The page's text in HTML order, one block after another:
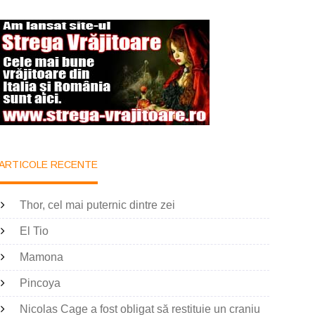
RECENTE
Thor, cel mai puternic dintre zei
El Tio
Mamona
Pincoya
Nicolas Cage a fost obligat să restituie un craniu